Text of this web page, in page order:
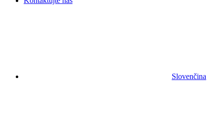
Slovenčina